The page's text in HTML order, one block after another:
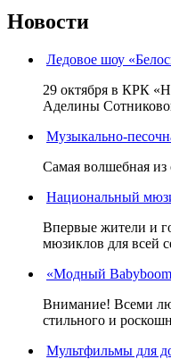
Новости
Ледовое шоу
29 октября в КРК
Аделины
Музыкально-
Самая волшебная
Национальный
Впервые жители и
мюзиклов для всей
«Модный
Внимание! Всеми
стильного и
Мультфильмы для